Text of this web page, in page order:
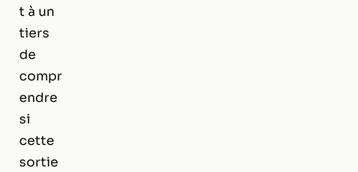
t à un
tiers
de
compr
endre
si
cette
sortie